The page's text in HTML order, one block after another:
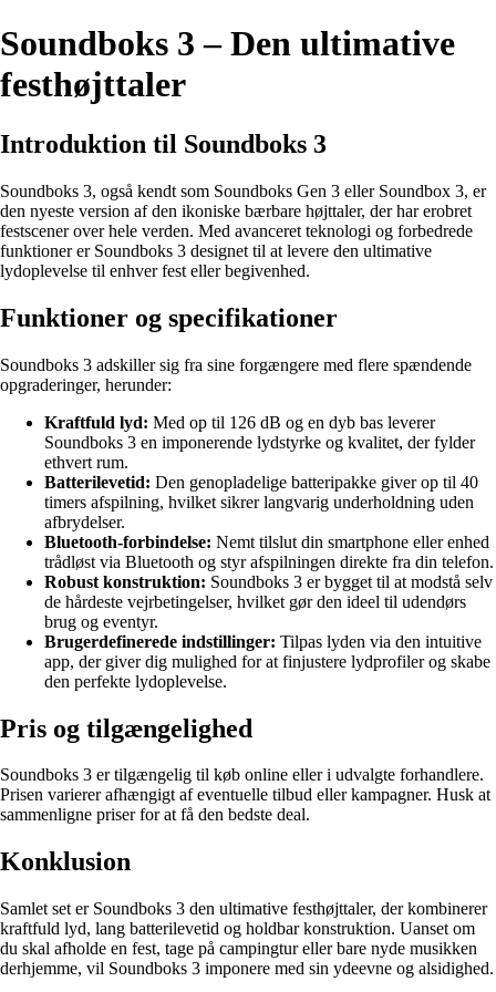
Soundboks 3 – Den ultimative
festhøjttaler
Introduktion til Soundboks 3
Soundboks 3, også kendt som Soundboks Gen 3 eller Soundbox 3, er
den nyeste version af den ikoniske bærbare højttaler, der har erobret
festscener over hele verden. Med avanceret teknologi og forbedrede
funktioner er Soundboks 3 designet til at levere den ultimative
lydoplevelse til enhver fest eller begivenhed.
Funktioner og specifikationer
Soundboks 3 adskiller sig fra sine forgængere med flere spændende
opgraderinger, herunder:
Kraftfuld lyd: Med op til 126 dB og en dyb bas leverer
Soundboks 3 en imponerende lydstyrke og kvalitet, der fylder
ethvert rum.
Batterilevetid: Den genopladelige batteripakke giver op til 40
timers afspilning, hvilket sikrer langvarig underholdning uden
afbrydelser.
Bluetooth-forbindelse: Nemt tilslut din smartphone eller enhed
trådløst via Bluetooth og styr afspilningen direkte fra din telefon.
Robust konstruktion: Soundboks 3 er bygget til at modstå selv
de hårdeste vejrbetingelser, hvilket gør den ideel til udendørs
brug og eventyr.
Brugerdefinerede indstillinger: Tilpas lyden via den intuitive
app, der giver dig mulighed for at finjustere lydprofiler og skabe
den perfekte lydoplevelse.
Pris og tilgængelighed
Soundboks 3 er tilgængelig til køb online eller i udvalgte forhandlere.
Prisen varierer afhængigt af eventuelle tilbud eller kampagner. Husk at
sammenligne priser for at få den bedste deal.
Konklusion
Samlet set er Soundboks 3 den ultimative festhøjttaler, der kombinerer
kraftfuld lyd, lang batterilevetid og holdbar konstruktion. Uanset om
du skal afholde en fest, tage på campingtur eller bare nyde musikken
derhjemme, vil Soundboks 3 imponere med sin ydeevne og alsidighed.